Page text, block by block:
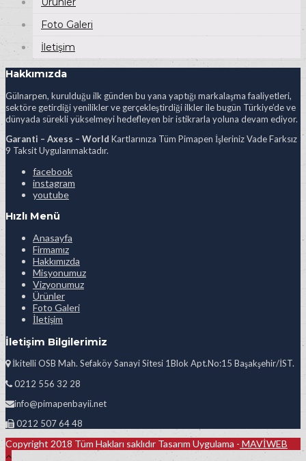
Foto Galeri
İletişim
Hakkımızda
Gülnarpen, kurulduğu ilk günden bu yana yaptığı markalaşma faaliyetleri,
sektöre getirdiği yenilikler ve gerçekleştirdiği ilkler ile bugün Türkiye’de ve
dünyada sürekli yükselmeyi hedefleyen bir istikrarla yoluna devam ediyor.
Garanti – Axess – World Kartlarınıza Tüm Pimapen İşleriniz Vade Farksız
9 Taksit Uygulanmaktadır.
facebook
instagram
youtube
Hızlı Menü
Anasayfa
Firmamız
Hakkımızda
Misyonumuz
Vizyonumuz
Ürünler
Foto Galeri
İletişim
İletişim Bilgilerimiz
İkitelli OSB Mah. Sefaköy Sanayi Sitesi 1Blok Apt.No:15 Başakşehir/İST.
0212 556 32 28
info@pimapenbayii.net
0212 507 64 48
Copyright 2018 Tüm Hakları saklıdır Tasarım Uygulama - MAVİWEB